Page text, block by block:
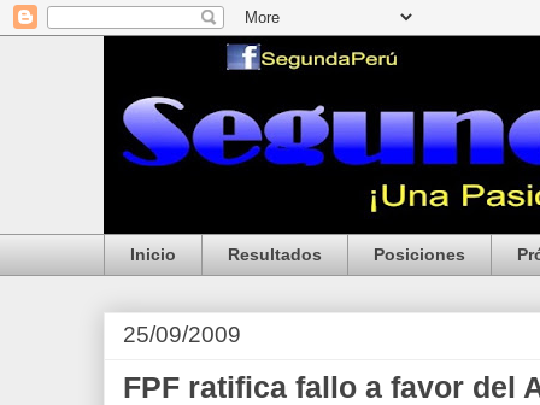
Inicio Resultados Posiciones
25/09/2009
FPF ratifica fallo a favor del